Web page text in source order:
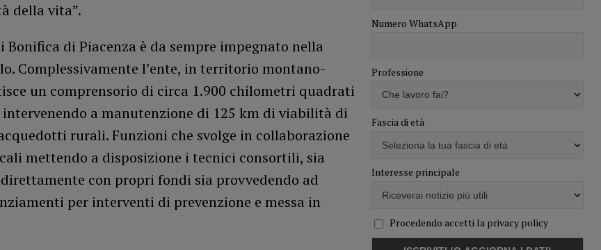
della vita”.
Bonifica di Piacenza è da sempre impegnato nella
Complessivamente l’ente, in territorio montano-
un comprensorio di circa 1.900 chilometri quadrati
a manutenzione di 125 km di viabilità di
rurali. Funzioni che svolge in collaborazione
mettendo a disposizione i tecnici consortili, sia
con propri fondi sia provvedendo ad
per interventi di prevenzione e messa in
Numero WhatsApp
Professione
Fascia di età
Interesse principale
Procedendo accetti la privacy policy